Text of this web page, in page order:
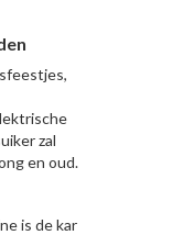
zal
en oud.
is de kar